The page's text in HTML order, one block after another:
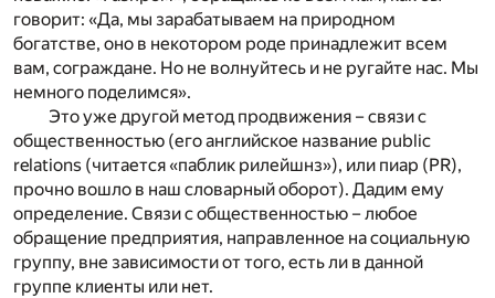
говорит: «Да, мы зарабатываем на природном
богатстве, оно в некотором роде принадлежит всем
вам, сограждане. Но не волнуйтесь и не ругайте нас. Мы
немного поделимся».
Это уже другой метод продвижения – связи с
общественностью (его английское название public
relations (читается «паблик рилейшнз»), или пиар (PR),
прочно вошло в наш словарный оборот). Дадим ему
определение. Связи с общественностью – любое
обращение предприятия, направленное на социальную
группу, вне зависимости от того, есть ли в данной
группе клиенты или нет.